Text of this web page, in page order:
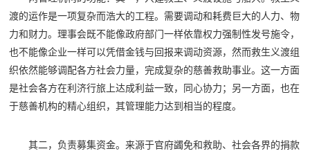
渡的运作是一项复杂而浩大的工程。需要调动和耗费巨大的人力、物
力和财力。理事会既不能像政府部门一样依靠权力强制性发号施令，
也不能像企业一样可以凭借金钱与回报来调动资源，然而救生义渡组
织依然能够调配各方社会力量，完成复杂的慈善救助事业。这一方面
是社会各方在利济行旅上达成利益一致，同心协力；另一方面，也在
于慈善机构的精心组织，其管理能力达到相当的程度。
其二，负责募集资金。来源于官府蠲免和救助、社会各界的捐款